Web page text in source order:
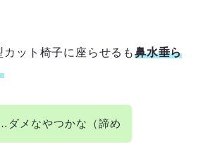
ット椅子に座らせるも鼻水垂ら
ダメなやつかな（諦め